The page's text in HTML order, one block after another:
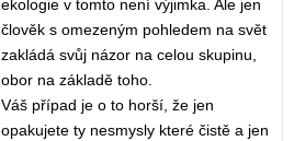
ekologie v tomto není výjimka. Ale jen
člověk s omezeným pohledem na svět
zakládá svůj názor na celou skupinu,
obor na základě toho.
Váš případ je o to horší, že jen
opakujete ty nesmysly které čistě a jen